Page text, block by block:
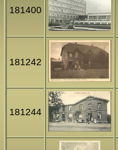
181400
181242
181244